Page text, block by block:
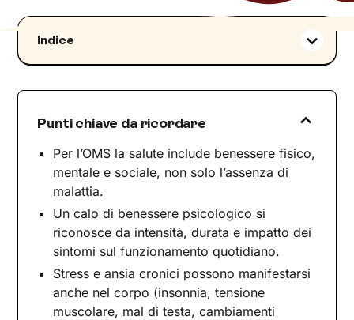
Indice
Benessere: che cosa significa davvero
Benessere e salute: oltre l’assenza di malattia
dimensioni
Le aree del benessere: mente, emozioni e
corpo
Salute mentale: che cosa include
Quando il benessere cala: i segnali
Strategie per gestire stress e ansia
Relazioni e autostima
La terapia: cosa aspettarsi
Ricominciare da sé
Punti chiave da ricordare
Per l’OMS la salute include benessere fisico,
mentale e sociale, non solo l’assenza di
malattia.
Un calo di benessere psicologico si
riconosce da intensità, durata e impatto dei
sintomi sul funzionamento quotidiano.
Stress e ansia cronici possono manifestarsi
anche nel corpo (insonnia, tensione
muscolare, mal di testa, cambiamenti